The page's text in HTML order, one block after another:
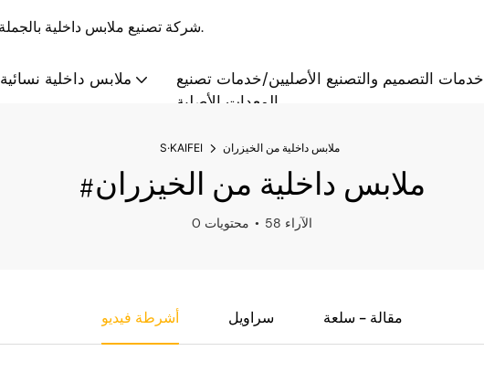
S·KAIFEI - شركة تصنيع ملابس داخلية بالجملة والتخصيص منذ عام 2008، تقدم حلولاً متكاملة.
ملابس داخلية نسائية
خدمات التصميم والتصنيع الأصليين/خدمات تصنيع
المعدات الأصلية
S·KAIFEI ملابس داخلية من الخيزران
#ملابس داخلية من الخيزران
0 محتويات 58 الآراء
أشرطة فيديو سراويل مقالة - سلعة